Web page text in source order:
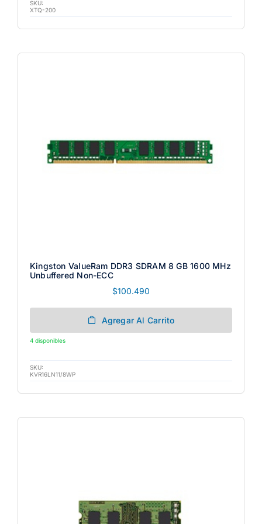
SKU:
XTQ-200
Kingston ValueRam DDR3 SDRAM 8 GB 1600 MHz
Unbuffered Non-ECC
$100.490
Agregar Al Carrito
4 disponibles
SKU:
KVR16LN11/8WP